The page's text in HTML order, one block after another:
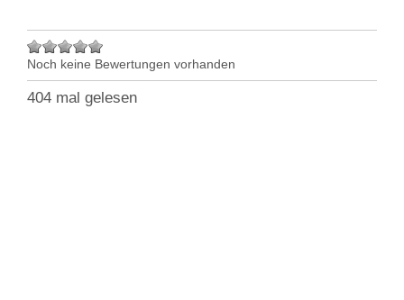
Noch keine Bewertungen vorhanden
404 mal gelesen